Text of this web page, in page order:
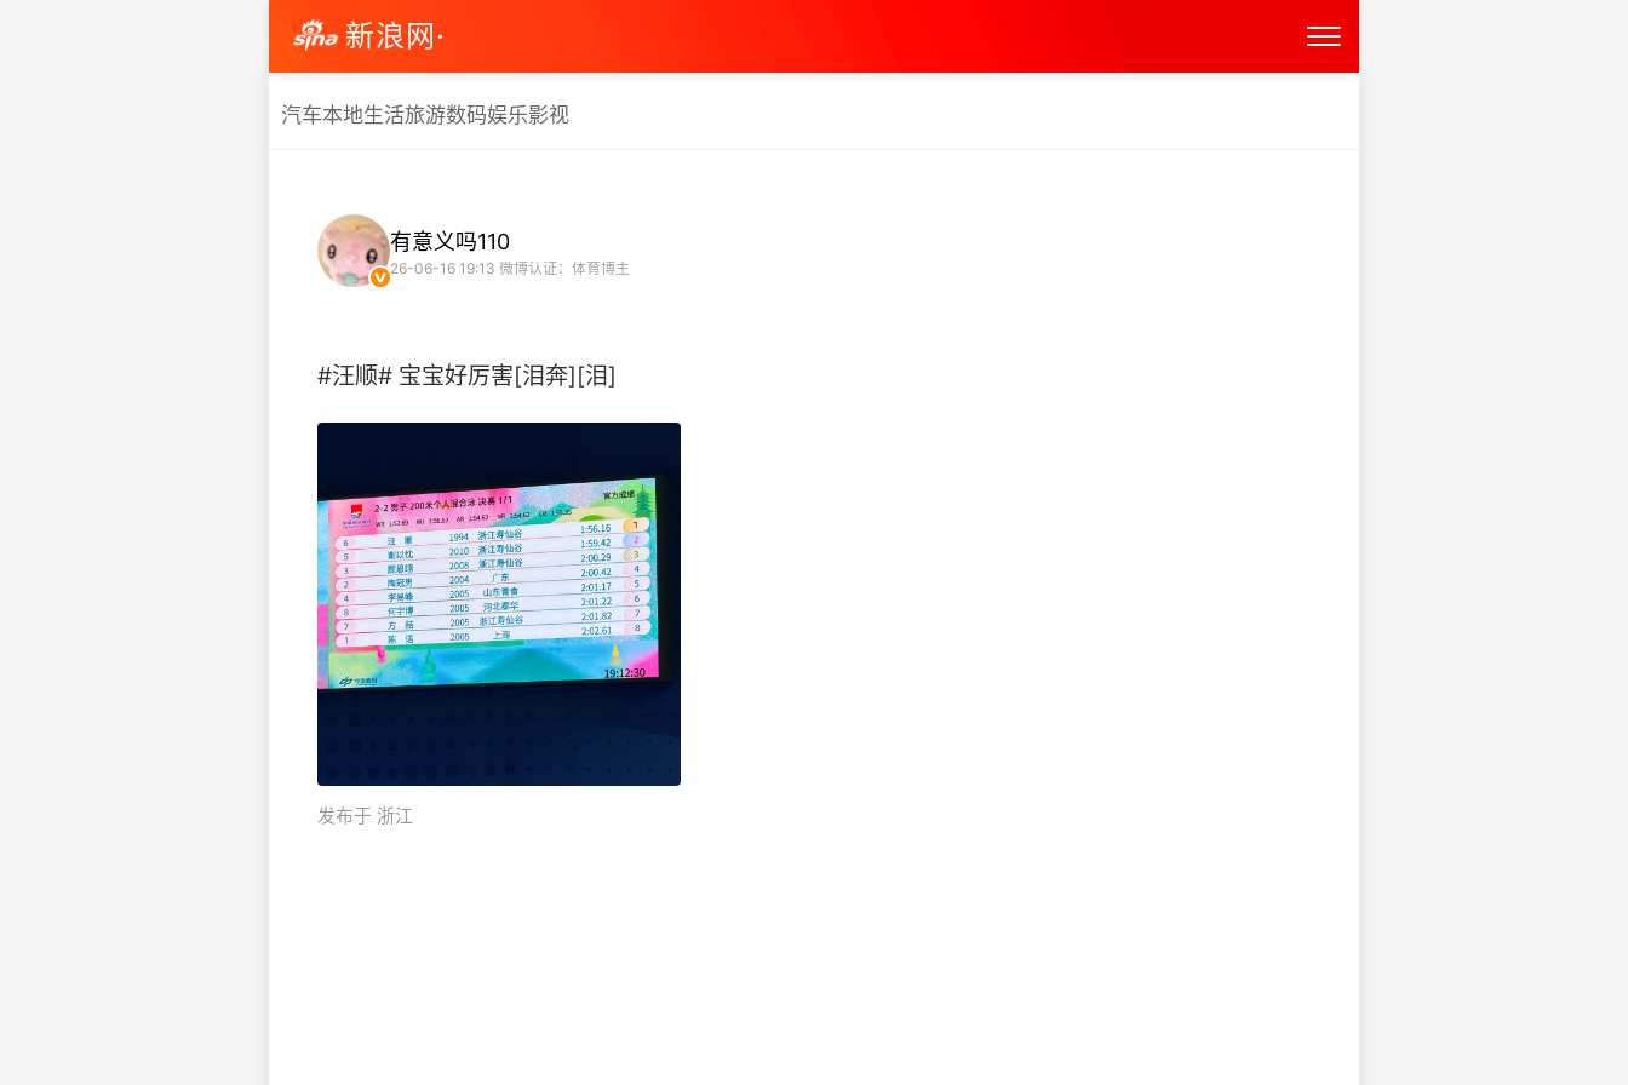
新浪网·
汽车本地生活旅游数码娱乐影视
有意义吗110
26-06-16 19:13 微博认证：体育博主
#汪顺# 宝宝好厉害[泪奔][泪] ​
发布于 浙江